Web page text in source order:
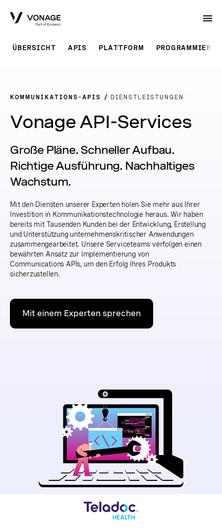
ÜBERSICHT APIS PLATTFORM
KOMMUNIKATIONS-APIS DIENSTLEISTUNGEN
Vonage API-Services
Große Pläne. Schneller Aufbau.
Richtige Ausführung. Nachhaltiges
Wachstum.
Mit den Diensten unserer Experten holen Sie mehr aus Ihrer
Investition in Kommunikationstechnologie heraus. Wir haben
bereits mit Tausenden Kunden bei der Entwicklung, Erstellung
und Unterstützung unternehmenskritischer Anwendungen
zusammengearbeitet. Unsere Serviceteams verfolgen einen
bewährten Ansatz zur Implementierung von
Communications APIs, um den Erfolg Ihres Produkts
sicherzustellen.
Mit einem Experten sprechen